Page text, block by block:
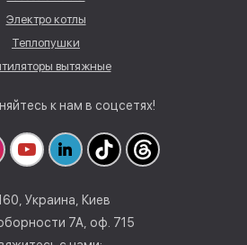
Электро котлы
Теплопушки
вытяжные
к нам в соцсетях!
Украина, Киев
7А, оф. 715